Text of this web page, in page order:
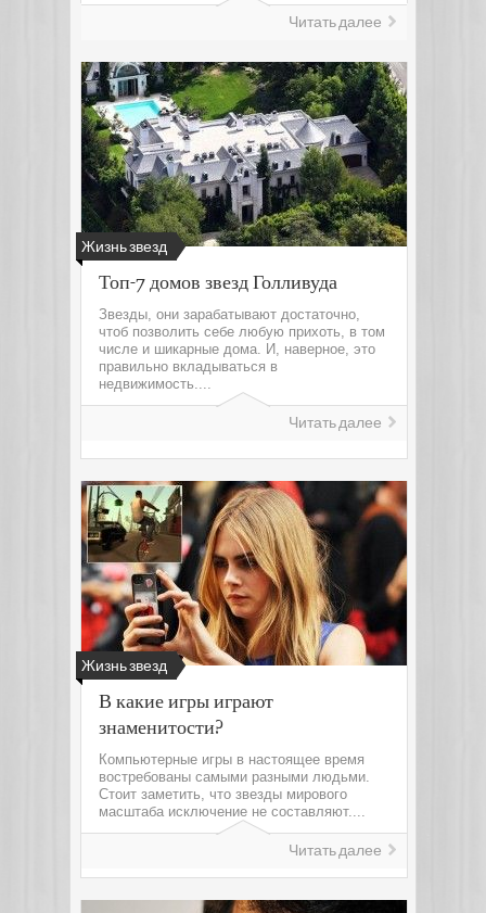
Читать далее
Жизнь звезд
Топ-7 домов звезд Голливуда
Звезды, они зарабатывают достаточно,
чтоб позволить себе любую прихоть, в том
числе и шикарные дома. И, наверное, это
правильно вкладываться в
недвижимость....
Читать далее
Жизнь звезд
В какие игры играют
знаменитости?
Компьютерные игры в настоящее время
востребованы самыми разными людьми.
Стоит заметить, что звезды мирового
масштаба исключение не составляют....
Читать далее